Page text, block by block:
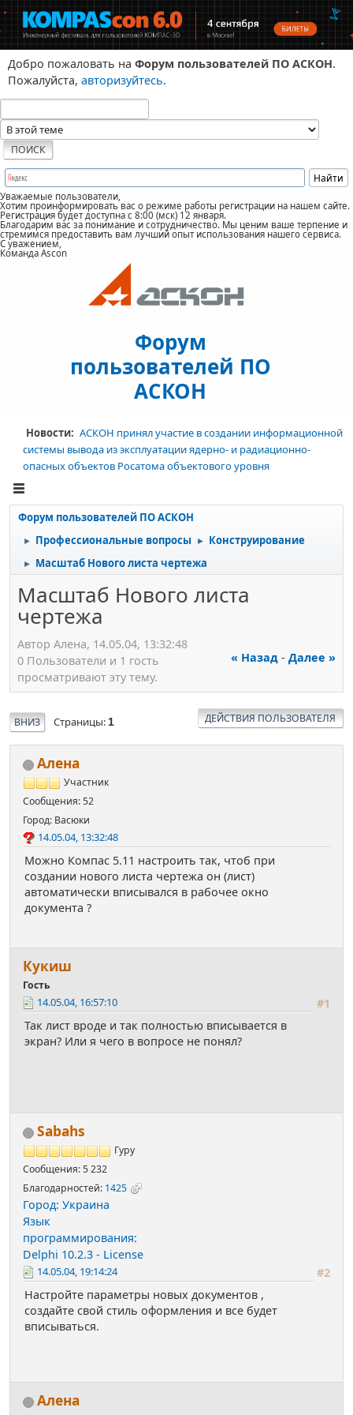
Добро пожаловать на Форум пользователей ПО АСКОН.
Пожалуйста, авторизуйтесь.
Уважаемые пользователи,
Хотим проинформировать вас о режиме работы регистрации на нашем сайте.
Регистрация будет доступна с 8:00 (мск) 12 января.
Благодарим вас за понимание и сотрудничество. Мы ценим ваше терпение и
стремимся предоставить вам лучший опыт использования нашего сервиса.
С уважением,
Команда Ascon
Форум
пользователей ПО
АСКОН
Новости: АСКОН принял участие в создании информационной
системы вывода из эксплуатации ядерно- и радиационно-
опасных объектов Росатома объектового уровня
Форум пользователей ПО АСКОН
► Профессиональные вопросы ► Конструирование
► Масштаб Нового листа чертежа
Масштаб Нового листа
чертежа
Автор Алена, 14.05.04, 13:32:48
« Назад - Далее »
0 Пользователи и 1 гость
просматривают эту тему.
ВНИЗ Страницы 1 ДЕЙСТВИЯ ПОЛЬЗОВАТЕЛЯ
Алена
Участник
Сообщения: 52
Город: Васюки
14.05.04, 13:32:48
Можно Компас 5.11 настроить так, чтоб при
создании нового листа чертежа он (лист)
автоматически вписывался в рабочее окно
документа ?
Кукиш
Гость
#1
14.05.04, 16:57:10
Так лист вроде и так полностью вписывается в
экран? Или я чего в вопросе не понял?
Sabahs
Гуру
Сообщения: 5 232
Благодарностей: 1425
Город: Украина
Язык
программирования:
Delphi 10.2.3 - License
#2
14.05.04, 19:14:24
Настройте параметры новых документов ,
создайте свой стиль оформления и все будет
вписываться.
Алена